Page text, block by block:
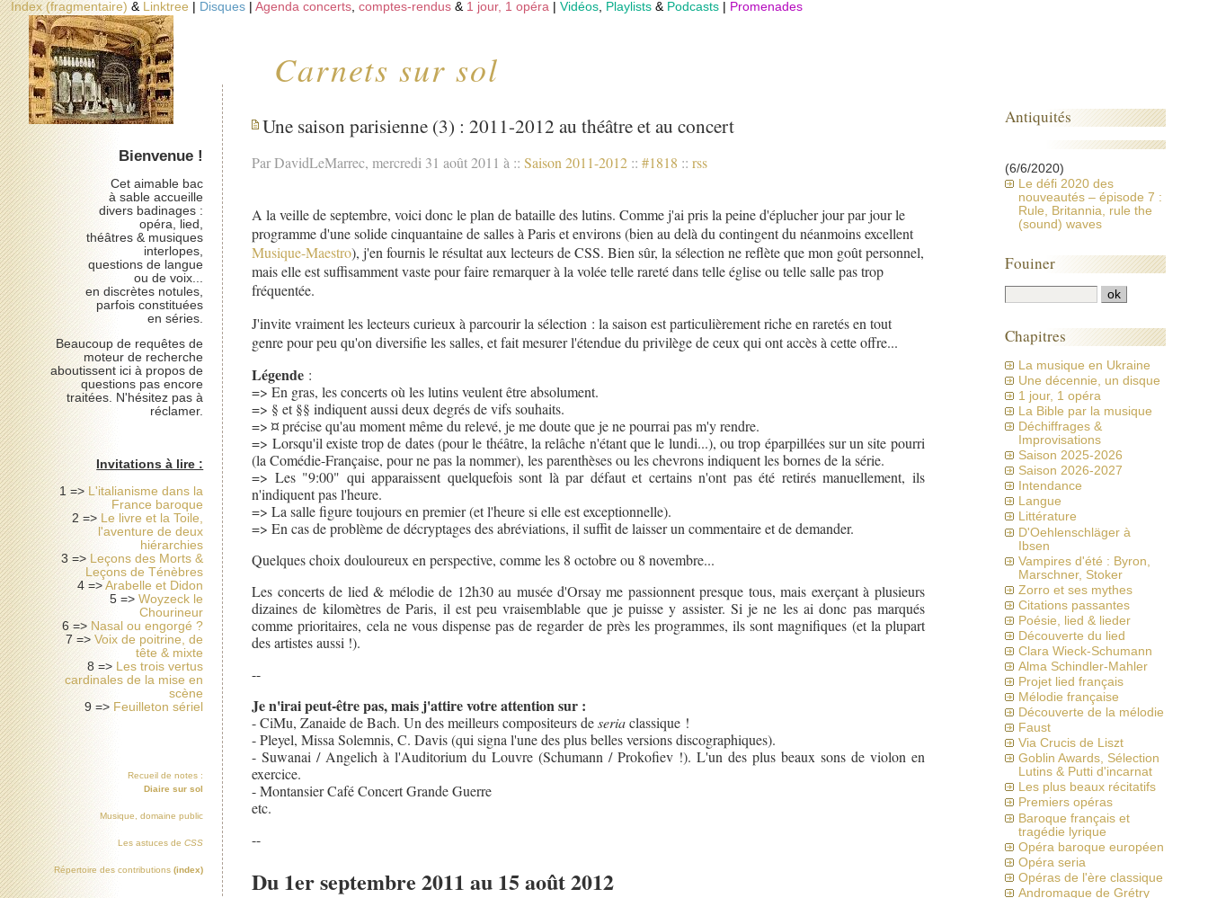
Carnets sur sol
Index (fragmentaire) & Linktree Disques Agenda concerts, comptes-rendus & 1 jour, 1 opéra Vidéos, Playlists & Podcasts Promenades
Une saison parisienne (3) : 2011-2012 au théâtre et au concert
Par DavidLeMarrec, mercredi 31 août 2011 à :: Saison 2011-2012 :: #1818 :: rss
A la veille de septembre, voici donc le plan de bataille des lutins. Comme j'ai pris la peine d'éplucher jour par jour le
programme d'une solide cinquantaine de salles à Paris et environs (bien au delà du contingent du néanmoins excellent
Musique-Maestro), j'en fournis le résultat aux lecteurs de CSS. Bien sûr, la sélection ne reflète que mon goût personnel,
mais elle est suffisamment vaste pour faire remarquer à la volée telle rareté dans telle église ou telle salle pas trop
fréquentée.
J'invite vraiment les lecteurs curieux à parcourir la sélection : la saison est particulièrement riche en raretés en tout
genre pour peu qu'on diversifie les salles, et fait mesurer l'étendue du privilège de ceux qui ont accès à cette offre...
Légende :
=> En gras, les concerts où les lutins veulent être absolument.
=> § et §§ indiquent aussi deux degrés de vifs souhaits.
=> ¤ précise qu'au moment même du relevé, je me doute que je ne pourrai pas m'y rendre.
=> Lorsqu'il existe trop de dates (pour le théâtre, la relâche n'étant que le lundi...), ou trop éparpillées sur un site pourri
(la Comédie-Française, pour ne pas la nommer), les parenthèses ou les chevrons indiquent les bornes de la série.
=> Les "9:00" qui apparaissent quelquefois sont là par défaut et certains n'ont pas été retirés manuellement, ils
n'indiquent pas l'heure.
=> La salle figure toujours en premier (et l'heure si elle est exceptionnelle).
=> En cas de problème de décryptages des abréviations, il suffit de laisser un commentaire et de demander.
Quelques choix douloureux en perspective, comme les 8 octobre ou 8 novembre...
Les concerts de lied & mélodie de 12h30 au musée d'Orsay me passionnent presque tous, mais exerçant à plusieurs
dizaines de kilomètres de Paris, il est peu vraisemblable que je puisse y assister. Si je ne les ai donc pas marqués
comme prioritaires, cela ne vous dispense pas de regarder de près les programmes, ils sont magnifiques (et la plupart
des artistes aussi !).
--
Je n'irai peut-être pas, mais j'attire votre attention sur :
- CiMu, Zanaide de Bach. Un des meilleurs compositeurs deseriaclassique !
- Pleyel, Missa Solemnis, C. Davis (qui signa l'une des plus belles versions discographiques).
- Suwanai / Angelich à l'Auditorium du Louvre (Schumann / Prokofiev !). L'un des plus beaux sons de violon en
exercice.
- Montansier Café Concert Grande Guerre
etc.
--
Du 1er septembre 2011 au 15 août 2012
Bienvenue !
Cet aimable bac
à sable accueille
divers badinages :
opéra, lied,
théâtres & musiques
interlopes,
questions de langue
ou de voix...
en discrètes notules,
parfois constituées
en séries.
Beaucoup de requêtes de
moteur de recherche
aboutissent ici à propos de
questions pas encore
traitées. N'hésitez pas à
réclamer.
Invitations à lire :
1 => L'italianisme dans la
France baroque
2 => Le livre et la Toile,
l'aventure de deux
hiérarchies
3 => Leçons des Morts &
Leçons de Ténèbres
4 =>Arabelle et Didon
5 =>Woyzeck le
Chourineur
6 => Nasal ou engorgé ?
7 =>Voix de poitrine, de
tête & mixte
8 => Les trois vertus
cardinales de la mise en
scène
9 => Feuilleton sériel
Recueil de notes :
Diaire sur sol
Musique, domaine public
Les astuces deCSS
Répertoire des contributions(index)
Antiquités
(6/6/2020)
Le défi 2020 des
nouveautés – épisode 7 :
Rule, Britannia, rule the
(sound) waves
Fouiner
Chapitres
La musique en Ukraine
Une décennie, un disque
1 jour, 1 opéra
La Bible par la musique
Déchiffrages &
Improvisations
Saison 2025-2026
Saison 2026-2027
Intendance
Langue
Littérature
D'Oehlenschläger à
Ibsen
Vampires d'été : Byron,
Marschner, Stoker
Zorro et ses mythes
Citations passantes
Poésie, lied & lieder
Découverte du lied
Clara Wieck-Schumann
Alma Schindler-Mahler
Projet lied français
Mélodie française
Découverte de la mélodie
Faust
Via Crucis de Liszt
Goblin Awards, Sélection
Lutins & Putti d'incarnat
Les plus beaux récitatifs
Premiers opéras
Baroque français et
tragédie lyrique
Opéra baroque européen
Opéra seria
Opéras de l'ère classique
Andromaque de Grétry